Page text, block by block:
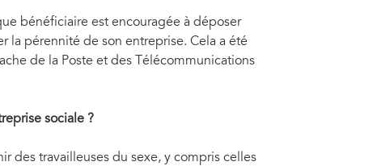
bénéficiaire est encouragée à déposer
la pérennité de son entreprise. Cela a été
de la Poste et des Télécommunications
sociale ?
des travailleuses du sexe, y compris celles